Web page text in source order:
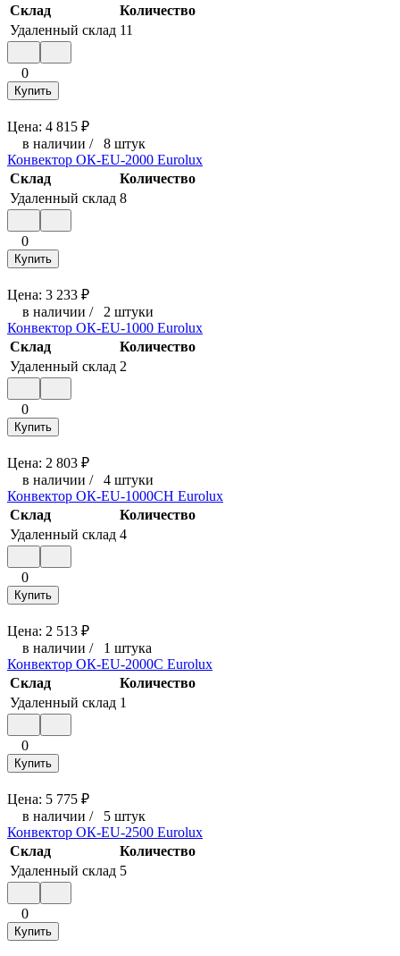
Склад
Количество
Удаленный склад 11
0
Купить
Цена: 4 815 ₽
в наличии / 8 штук
Конвектор ОК-EU-2000 Eurolux
Склад
Количество
Удаленный склад 8
0
Купить
Цена: 3 233 ₽
в наличии / 2 штуки
Конвектор ОК-EU-1000 Eurolux
Склад
Количество
Удаленный склад 2
0
Купить
Цена: 2 803 ₽
в наличии / 4 штуки
Конвектор ОК-EU-1000CH Eurolux
Склад
Количество
Удаленный склад 4
0
Купить
Цена: 2 513 ₽
в наличии / 1 штука
Конвектор ОК-EU-2000C Eurolux
Склад
Количество
Удаленный склад 1
0
Купить
Цена: 5 775 ₽
в наличии / 5 штук
Конвектор ОК-EU-2500 Eurolux
Склад
Количество
Удаленный склад 5
0
Купить